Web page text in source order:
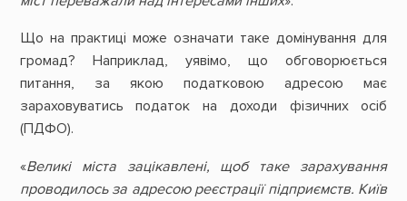
Що на практиці може означати таке домінування для
громад? Наприклад, уявімо, що обговорюється
питання, за якою податковою адресою має
зараховуватись податок на доходи фізичних осіб
(ПДФО).
«Великі міста зацікавлені, щоб таке зарахування
проводилось за адресою реєстрації підприємств. Київ